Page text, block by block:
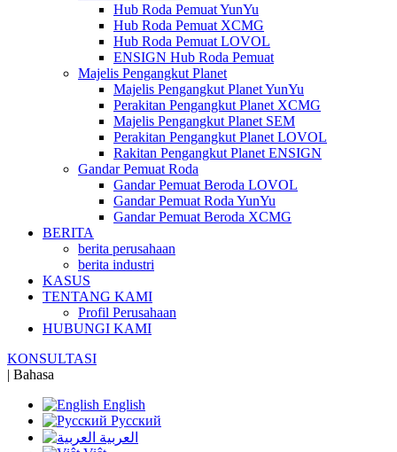
Hub Roda Pemuat YunYu
Hub Roda Pemuat XCMG
Hub Roda Pemuat LOVOL
ENSIGN Hub Roda Pemuat
Majelis Pengangkut Planet
Majelis Pengangkut Planet YunYu
Perakitan Pengangkut Planet XCMG
Majelis Pengangkut Planet SEM
Perakitan Pengangkut Planet LOVOL
Rakitan Pengangkut Planet ENSIGN
Gandar Pemuat Roda
Gandar Pemuat Beroda LOVOL
Gandar Pemuat Roda YunYu
Gandar Pemuat Beroda XCMG
BERITA
berita perusahaan
berita industri
KASUS
TENTANG KAMI
Profil Perusahaan
HUBUNGI KAMI
KONSULTASI
| Bahasa
English
Русский
العربية